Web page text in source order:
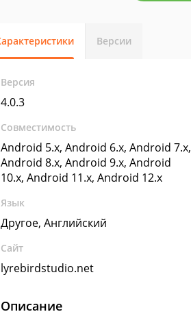
Версии
Версия
4.0.3
Совместимость
Android 5.x, Android 6.x, Android 7.x,
Android 8.x, Android 9.x, Android
10.x, Android 11.x, Android 12.x
Язык
Другое, Английский
Сайт
lyrebirdstudio.net
Описание